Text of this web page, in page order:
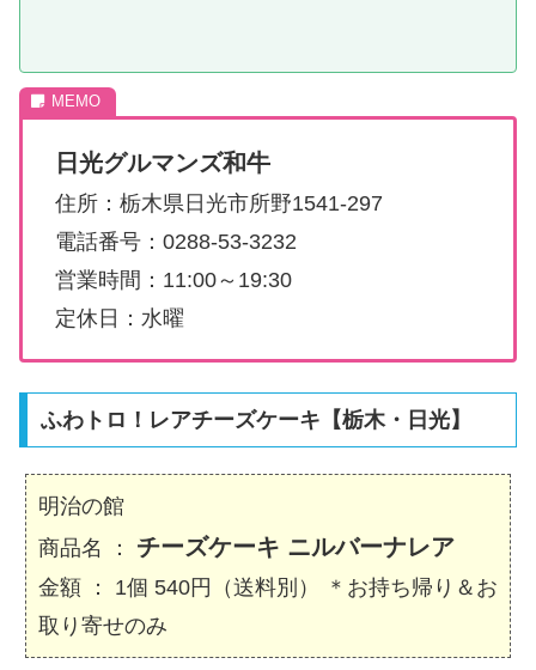
日光グルマンズ和牛
住所：栃木県日光市所野1541-297
電話番号：0288-53-3232
営業時間：11:00～19:30
定休日：水曜
ふわトロ！レアチーズケーキ【栃木・日光】
明治の館
商品名 ： チーズケーキ ニルバーナレア
金額 ： 1個 540円（送料別） ＊お持ち帰り＆お
取り寄せのみ